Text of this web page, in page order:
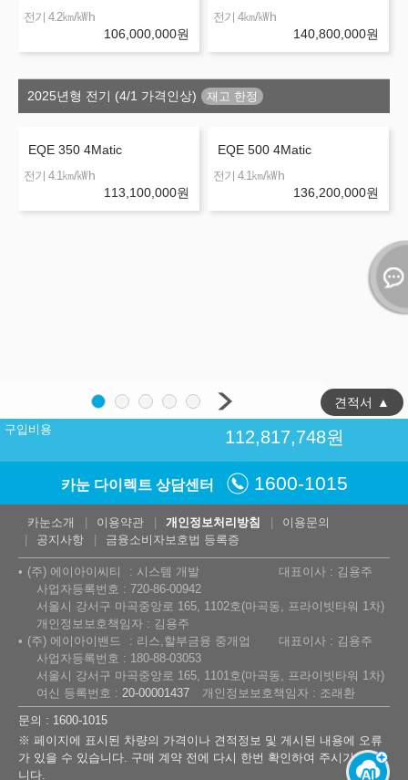
전기 4.2㎞/㎾h
106,000,000원
전기 4㎞/㎾h
140,800,000원
2025년형 전기 (4/1 가격인상)
EQE 350 4Matic
전기 4.1㎞/㎾h
113,100,000원
EQE 500 4Matic
전기 4.1㎞/㎾h
136,200,000원
구입비용 112,817,748원
견적서 ▲
카눈 다이렉트 상담센터 1600-1015
카눈소개 이용약관 개인정보처리방침
이용문의
공지사항
금융소비자보호법 등록증
(주) 에이아이씨티 시스템 개발
대표이사 : 김용주
사업자등록번호 : 720-86-00942
서울시 강서구 마곡중앙로 165, 1102호(마곡동, 프라이빗타워 1차)
개인정보보호책임자 : 김용주
(주) 에이아이밴드
리스,할부금융 중개업
대표이사 : 김용주
사업자등록번호 : 180-88-03053
서울시 강서구 마곡중앙로 165, 1101호(마곡동, 프라이빗타워 1차)
여신 등록번호 : 20-00001437
개인정보보호책임자 : 조래환
문의 : 1600-1015
※ 페이지에 표시된 차량의 가격이나 견적정보 및 게시된 내용에 오류
가 있을 수 있습니다. 구매 계약 전에 다시 한번 확인하여 주시기 바랍
니다.